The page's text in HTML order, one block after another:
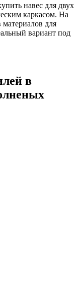
навес для двух
каркасом. На
материалов для
вариант под
в